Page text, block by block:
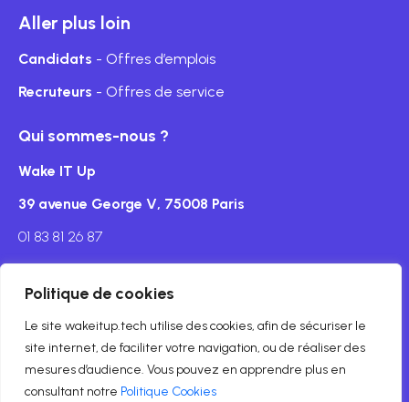
Politique de cookies
Le site wakeitup.tech utilise des cookies, afin de sécuriser le
site internet, de faciliter votre navigation, ou de réaliser des
mesures d’audience. Vous pouvez en apprendre plus en
consultant notre Politique Cookies
Aller plus loin
Candidats - Offres d’emplois
Recruteurs - Offres de service
Mentions légales
© Copyright wakeitup.tech 2024
Qui sommes-nous ?
Wake IT Up
39 avenue George V, 75008 Paris
01 83 81 26 87